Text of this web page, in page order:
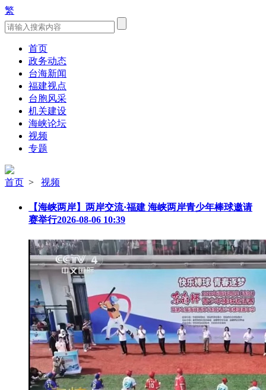
繁
首页
政务动态
台海新闻
福建视点
台胞风采
机关建设
海峡论坛
视频
专题
首页 > 视频
【海峡两岸】两岸交流·福建 海峡两岸青少年棒球邀请
赛举行2026-08-06 10:39